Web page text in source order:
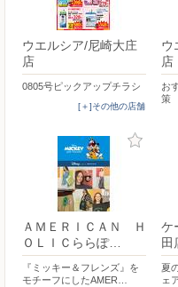
ウエルシア/尼崎大庄
店
0805号ピックアップチラシ
[＋]その他の店舗
ウ
店
お
策
ＡＭＥＲＩＣＡＮ Ｈ
ＯＬＩＣららぽ…
『ミッキー＆フレンズ』を
モチーフにしたAMER…
ケ
田
夏
ェ